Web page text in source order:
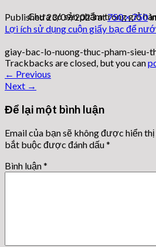
Chưa có sản phẩm trong giỏ
Published23/09/2023at750 × 750
Lợi ích sử dụng cuộn giấy bạc để
giay-bac-lo-nuong-thuc-pham-sieu-
Trackbacks are closed, but you can
← Previous
Next →
Để lại một bình luận
Email của bạn sẽ không được hiển
bắt buộc được đánh dấu*
Bình luận*